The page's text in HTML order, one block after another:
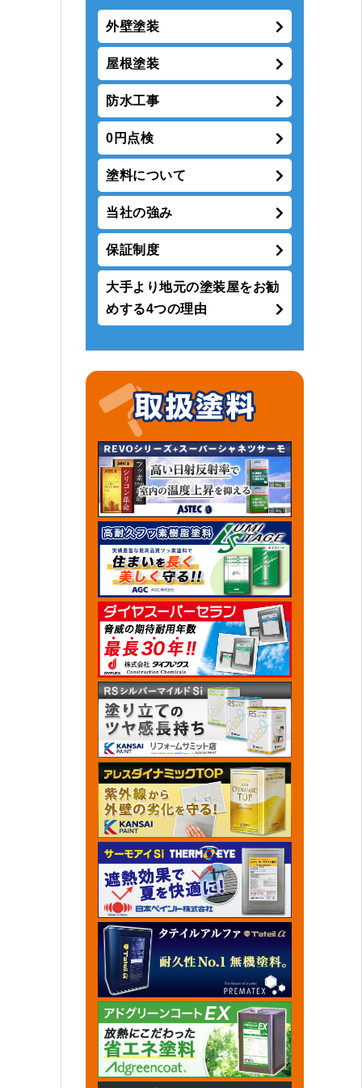
外壁塗装
屋根塗装
防水工事
0円点検
塗料について
当社の強み
保証制度
大手より地元の塗装屋をお勧
めする4つの理由